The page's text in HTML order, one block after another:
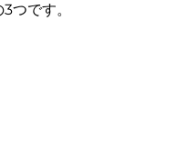
つです。